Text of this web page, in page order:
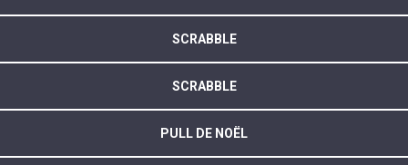
SCRABBLE
SCRABBLE
PULL DE NOËL